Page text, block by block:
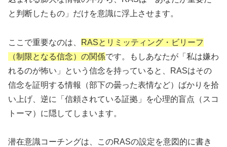
と判断したもの」だけを意識に浮上させます。
ここで重要なのは、
RASとリミッティング・ビリーフ
（制限となる信念）の関係です。もしあなたが「私は嫌わ
れるのが怖い」という信念を持っていると、RASはその
信念を証明する情報（部下の曇った表情など）ばかりを拾
い上げ、逆に「信頼されている証拠」を心理的盲点（スコ
トーマ）に隠してしまいます。
潜在意識コーチングは、このRASの設定を意図的に書き